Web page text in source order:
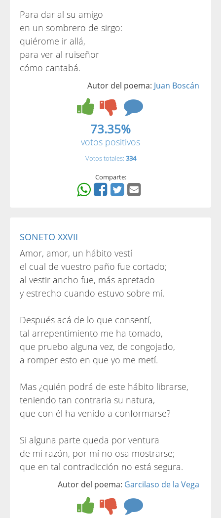
Para dar al su amigo
en un sombrero de sirgo:
quiérome ir allá,
para ver al ruiseñor
cómo cantabá.
Autor del poema: Juan Boscán
73.35%
votos positivos
Votos totales: 334
Comparte:
SONETO XXVII
Amor, amor, un hábito vestí
el cual de vuestro paño fue cortado;
al vestir ancho fue, más apretado
y estrecho cuando estuvo sobre mí.
Después acá de lo que consentí,
tal arrepentimiento me ha tomado,
que pruebo alguna vez, de congojado,
a romper esto en que yo me metí.
Mas ¿quién podrá de este hábito librarse,
teniendo tan contraria su natura,
que con él ha venido a conformarse?
Si alguna parte queda por ventura
de mi razón, por mí no osa mostrarse;
que en tal contradicción no está segura.
Autor del poema: Garcilaso de la Vega